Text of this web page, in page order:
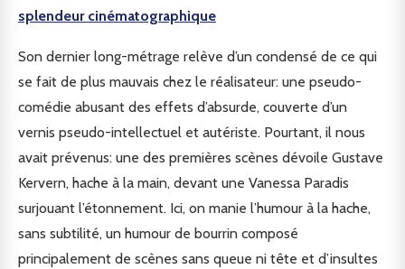
splendeur cinématographique
Son dernier long-métrage relève d’un condensé de ce qui
se fait de plus mauvais chez le réalisateur: une pseudo-
comédie abusant des effets d’absurde, couverte d’un
vernis pseudo-intellectuel et autériste. Pourtant, il nous
avait prévenus: une des premières scènes dévoile Gustave
Kervern, hache à la main, devant une Vanessa Paradis
surjouant l’étonnement. Ici, on manie l’humour à la hache,
sans subtilité, un humour de bourrin composé
principalement de scènes sans queue ni tête et d’insultes